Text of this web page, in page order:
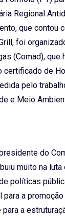
Regional
que contou
foi
(Comad), que
certificado de
pelo
e Meio
do
muito na
políticas
para a
a